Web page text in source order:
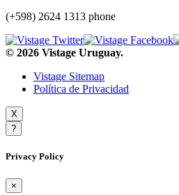
(+598) 2624 1313 phone
© 2026 Vistage Uruguay.
Vistage Sitemap
Política de Privacidad
X
?
Privacy Policy
×